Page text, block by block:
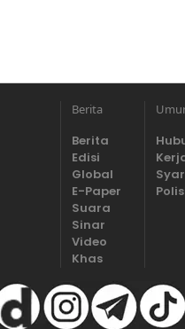
Berita
Berita
Edisi
Global
E-Paper
Suara
Sinar
Video
Khas